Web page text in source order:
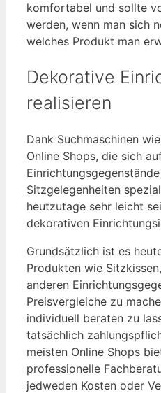
komfortabel und sollte
werden, wenn man sich
welches Produkt man
Dekorative
realisieren
Dank Suchmaschinen
Online Shops, die sich
Sitzgelegenheiten
heutzutage sehr leicht
dekorativen
Grundsätzlich ist es
Produkten wie
anderen
Preisvergleiche zu
individuell beraten zu
tatsächlich
meisten Online Shops
professionelle
jedweden Kosten oder